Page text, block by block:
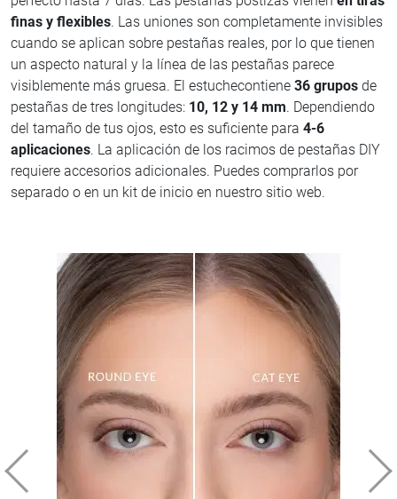
finas y flexibles. Las uniones son completamente invisibles
cuando se aplican sobre pestañas reales, por lo que tienen
un aspecto natural y la línea de las pestañas parece
visiblemente más gruesa. El estuchecontiene 36 grupos de
pestañas de tres longitudes: 10, 12 y 14 mm. Dependiendo
del tamaño de tus ojos, esto es suficiente para 4-6
aplicaciones. La aplicación de los racimos de pestañas DIY
requiere accesorios adicionales. Puedes comprarlos por
separado o en un kit de inicio en nuestro sitio web.